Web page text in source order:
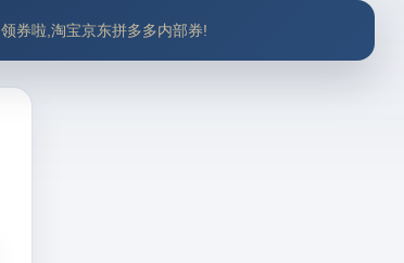
领券啦,淘宝京东拼多多内部券!